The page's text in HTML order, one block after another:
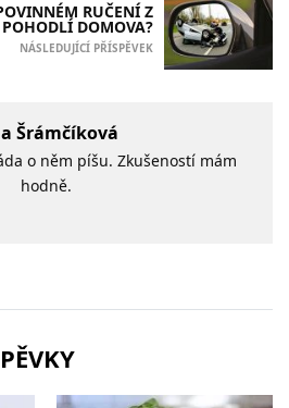
RUČENÍ Z
POHODLÍ DOMOVA?
NÁSLEDUJÍCÍ PŘÍSPĚVEK
Šrámčíková
o něm píšu. Zkušeností mám
hodně.